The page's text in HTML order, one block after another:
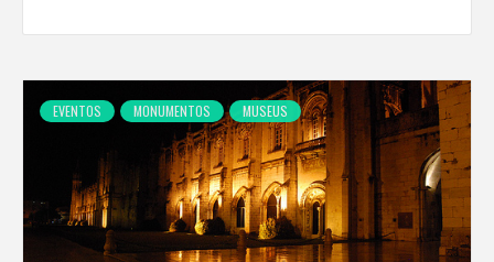
EVENTOS MONUMENTOS MUSEUS